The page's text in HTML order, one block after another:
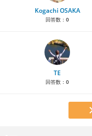
Kogachi OSAKA
回答数： 0
TE
回答数： 0